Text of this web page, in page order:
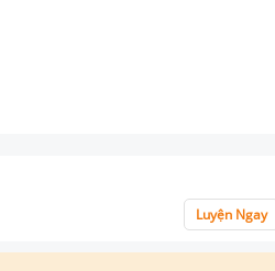
Luyện Ngay